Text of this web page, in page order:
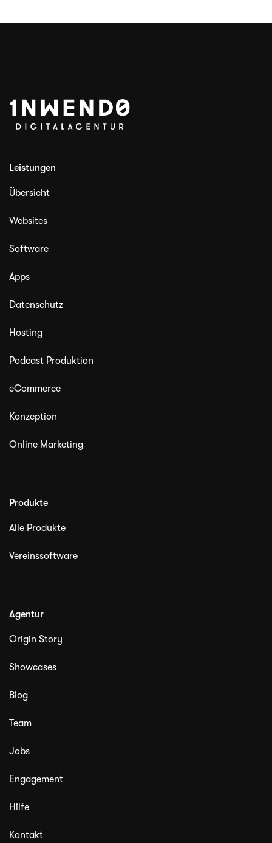
Leistungen
Übersicht
Websites
Software
Apps
Datenschutz
Hosting
Podcast Produktion
eCommerce
Konzeption
Online Marketing
Produkte
Alle Produkte
Vereinssoftware
Agentur
Origin Story
Showcases
Blog
Team
Jobs
Engagement
Hilfe
Kontakt